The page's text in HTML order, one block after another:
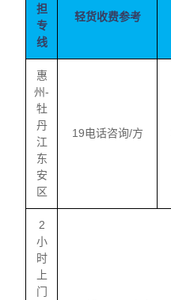
担
专
线
轻货收费参考
惠
州-
牡
丹
江
东
安
区
19电话咨询/方
2
小
时
上
门